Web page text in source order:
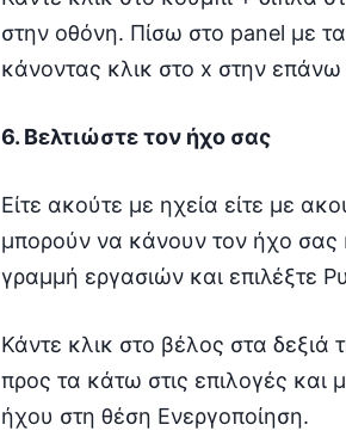
στην οθόνη. Πίσω στο panel με
κάνοντας κλικ στο x στην επάνω
6. Βελτιώστε τον ήχο σας
Είτε ακούτε με ηχεία είτε με
μπορούν να κάνουν τον ήχο σας
γραμμή εργασιών και επιλέξτε
Κάντε κλικ στο βέλος στα δεξιά
προς τα κάτω στις επιλογές και
ήχου στη θέση Ενεργοποίηση.